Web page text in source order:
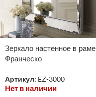
Зеркало настенное в раме
Франческо
Артикул: EZ-3000
Нет в наличии